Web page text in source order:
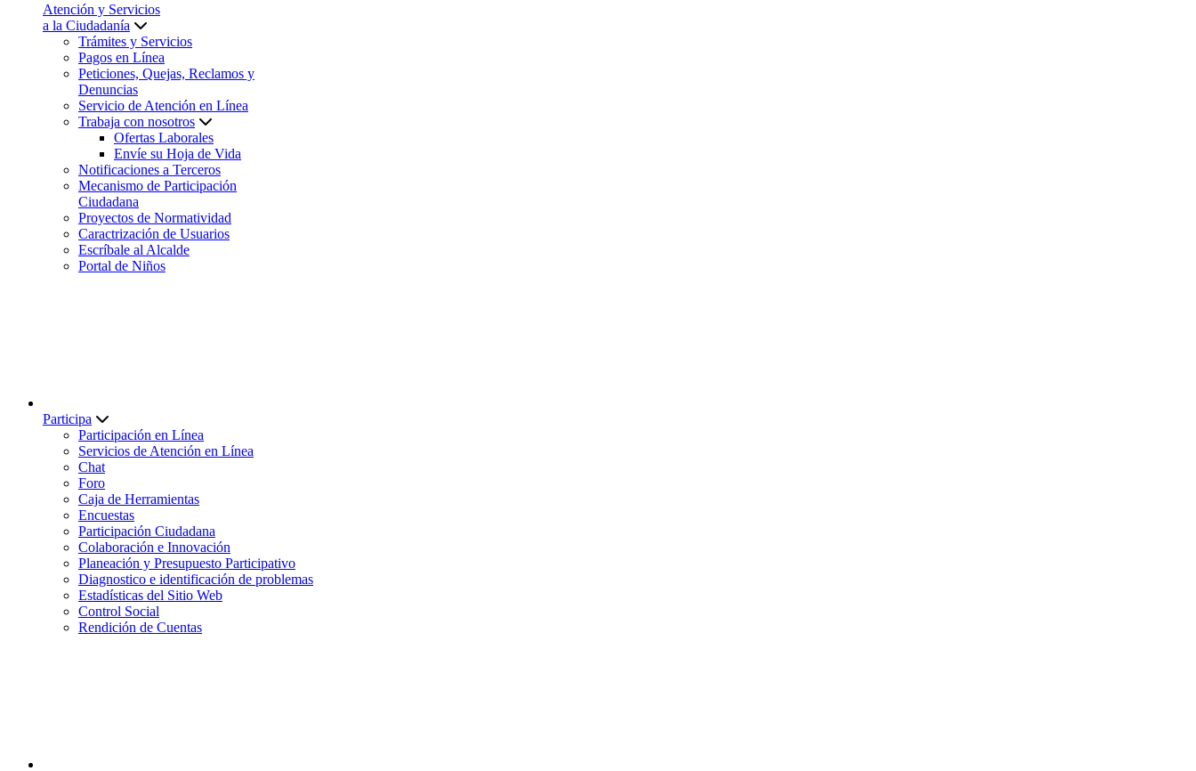
Atención y Servicios
a la Ciudadanía
Trámites y Servicios
Pagos en Línea
Peticiones, Quejas, Reclamos y
Denuncias
Servicio de Atención en Línea
Trabaja con nosotros
Ofertas Laborales
Envíe su Hoja de Vida
Notificaciones a Terceros
Mecanismo de Participación
Ciudadana
Proyectos de Normatividad
Caractrización de Usuarios
Escríbale al Alcalde
Portal de Niños
Participa
Participación en Línea
Servicios de Atención en Línea
Chat
Foro
Caja de Herramientas
Encuestas
Participación Ciudadana
Colaboración e Innovación
Planeación y Presupuesto Participativo
Diagnostico e identificación de problemas
Estadísticas del Sitio Web
Control Social
Rendición de Cuentas